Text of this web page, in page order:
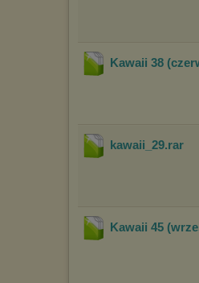
Kawaii 38
kawaii_29.rar
Kawaii 45